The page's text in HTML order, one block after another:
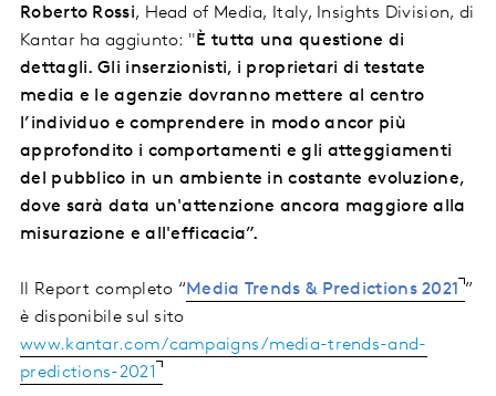
Roberto Rossi, Head of Media, Italy, Insights Division, di
Kantar ha aggiunto: "È tutta una questione di
dettagli. Gli inserzionisti, i proprietari di testate
media e le agenzie dovranno mettere al centro
l’individuo e comprendere in modo ancor più
approfondito i comportamenti e gli atteggiamenti
del pubblico in un ambiente in costante evoluzione,
dove sarà data un'attenzione ancora maggiore alla
misurazione e all'efficacia”.
Il Report completo “Media Trends & Predictions 2021 ”
è disponibile sul sito
www.kantar.com/campaigns/media-trends-and-
predictions-2021